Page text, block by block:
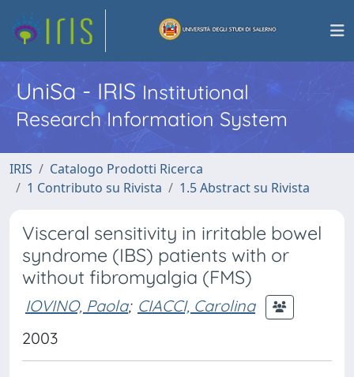
UniSa - IRISInstitutional
Research Information System
IRIS
Catalogo Prodotti Ricerca
1 Contributo su Rivista
1.5 Abstract su Rivista
Visceral sensitivity in irritable bowel
syndrome (IBS) patients with or
without fibromyalgia (FMS)
IOVINO, Paola; CIACCI, Carolina
2003